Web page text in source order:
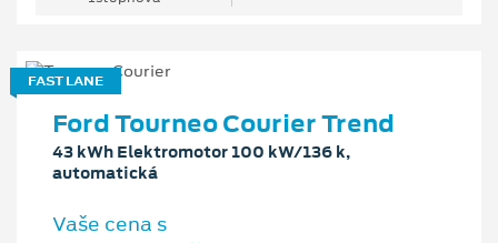
FAST LANE
Ford Tourneo Courier Trend
43 kWh Elektromotor 100 kW/136 k,
automatická
Vaše cena s